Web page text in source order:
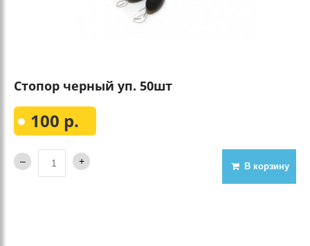
Стопор черный уп. 50шт
100 р.
В корзину